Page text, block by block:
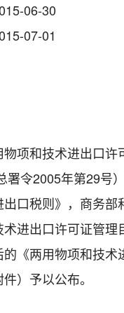
06-30
07-01
项和技术进出口许
署令2005年第29号
口税则》，商务部
术进出口许可证管
《两用物项和技术
）予以公布。